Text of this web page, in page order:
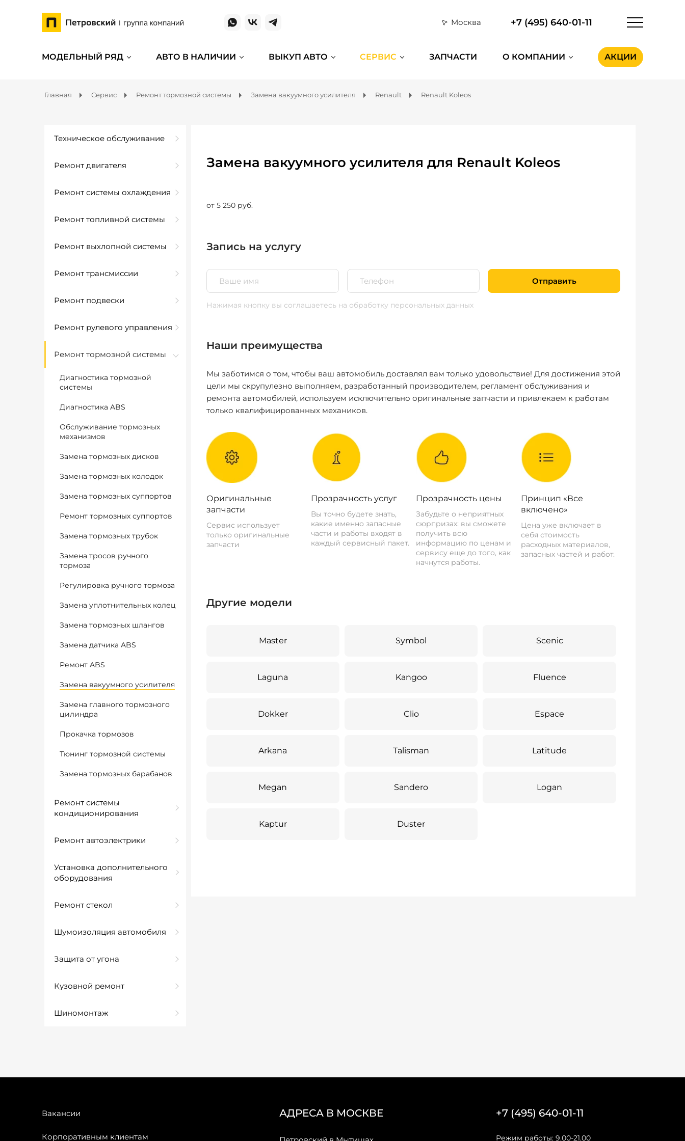
Москва +7 (495) 640-01-11
МОДЕЛЬНЫЙ РЯД АВТО В НАЛИЧИИ ВЫКУП АВТО СЕРВИС ЗАПЧАСТИ О КОМПАНИИ АКЦИИ
Главная Сервис Ремонт тормозной системы Замена вакуумного усилителя Renault Renault Koleos
Техническое обслуживание
Ремонт двигателя
Ремонт системы охлаждения
Ремонт топливной системы
Ремонт выхлопной системы
Ремонт трансмиссии
Ремонт подвески
Ремонт рулевого управления
Ремонт тормозной системы
Диагностика тормозной
системы
Диагностика ABS
Обслуживание тормозных
механизмов
Замена тормозных дисков
Замена тормозных колодок
Замена тормозных суппортов
Ремонт тормозных суппортов
Замена тормозных трубок
Замена тросов ручного
тормоза
Регулировка ручного тормоза
Замена уплотнительных колец
Замена тормозных шлангов
Замена датчика ABS
Ремонт ABS
Замена вакуумного усилителя
Замена главного тормозного
цилиндра
Прокачка тормозов
Тюнинг тормозной системы
Замена тормозных барабанов
Ремонт системы
кондиционирования
Ремонт автоэлектрики
Установка дополнительного
оборудования
Ремонт стекол
Шумоизоляция автомобиля
Защита от угона
Кузовной ремонт
Шиномонтаж
Замена вакуумного усилителя для Renault Koleos
от 5 250 руб.
Запись на услугу
Отправить
Нажимая кнопку вы соглашаетесь на обработку персональных данных
Наши преимущества
Мы заботимся о том, чтобы ваш автомобиль доставлял вам только удовольствие! Для достижения этой
цели мы скрупулезно выполняем, разработанный производителем, регламент обслуживания и
ремонта автомобилей, используем исключительно оригинальные запчасти и привлекаем к работам
только квалифицированных механиков.
Оригинальные
запчасти
Сервис использует
только оригинальные
запчасти
Прозрачность услуг
Вы точно будете знать,
какие именно запасные
части и работы входят в
каждый сервисный пакет.
Прозрачность цены
Забудьте о неприятных
сюрпризах: вы сможете
получить всю
информацию по ценам и
сервису еще до того, как
начнутся работы.
Принцип «Все
включено»
Цена уже включает в
себя стоимость
расходных материалов,
запасных частей и работ.
Другие модели
Master Symbol Scenic
Laguna Kangoo Fluence
Dokker Clio Espace
Arkana Talisman Latitude
Megan Sandero Logan
Kaptur Duster
Вакансии
Корпоративным клиентам
АДРЕСА В МОСКВЕ +7 (495) 640-01-11
Режим работы: 9.00-21.00